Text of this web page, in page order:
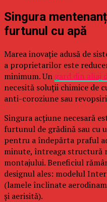
Singura
furtunul cu apă
Marea inovație adusă de
a proprietarilor este
minimum. Un gard din aliaj
necesită soluții chimice de
anti-coroziune sau
Singura acțiune necesară
furtunul de grădină sau cu
pentru a îndepărta praful
minute, întreaga structură
montajului. Beneficiul
designul ales: modelul
(lamele înclinate
și aerisită).